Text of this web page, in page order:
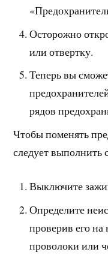
Осторожно
или отвертку.
Теперь вы
рядов
Чтобы поменять
следует
Выключите
Определите
проверив его
проволоки или